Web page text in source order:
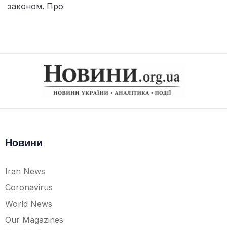
законом. Про
Новини
Iran News
Coronavirus
World News
Our Magazines